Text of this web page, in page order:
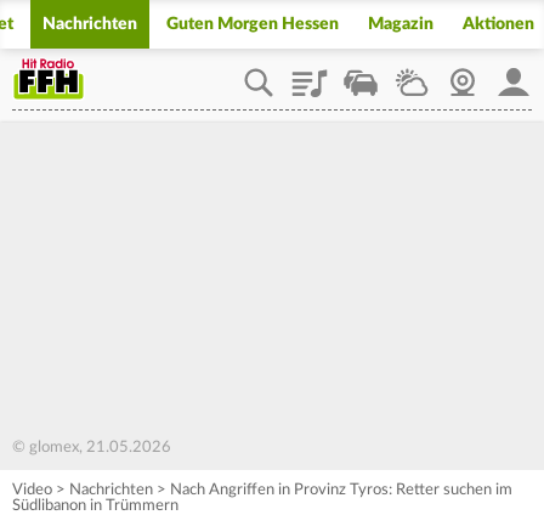
Nachrichten Guten Morgen Hessen Magazin Aktionen
PlaylistStaupilotWetterWebcam
© glomex, 21.05.2026
Video > Nachrichten > Nach Angriffen in Provinz Tyros: Retter suchen im
Südlibanon in Trümmern